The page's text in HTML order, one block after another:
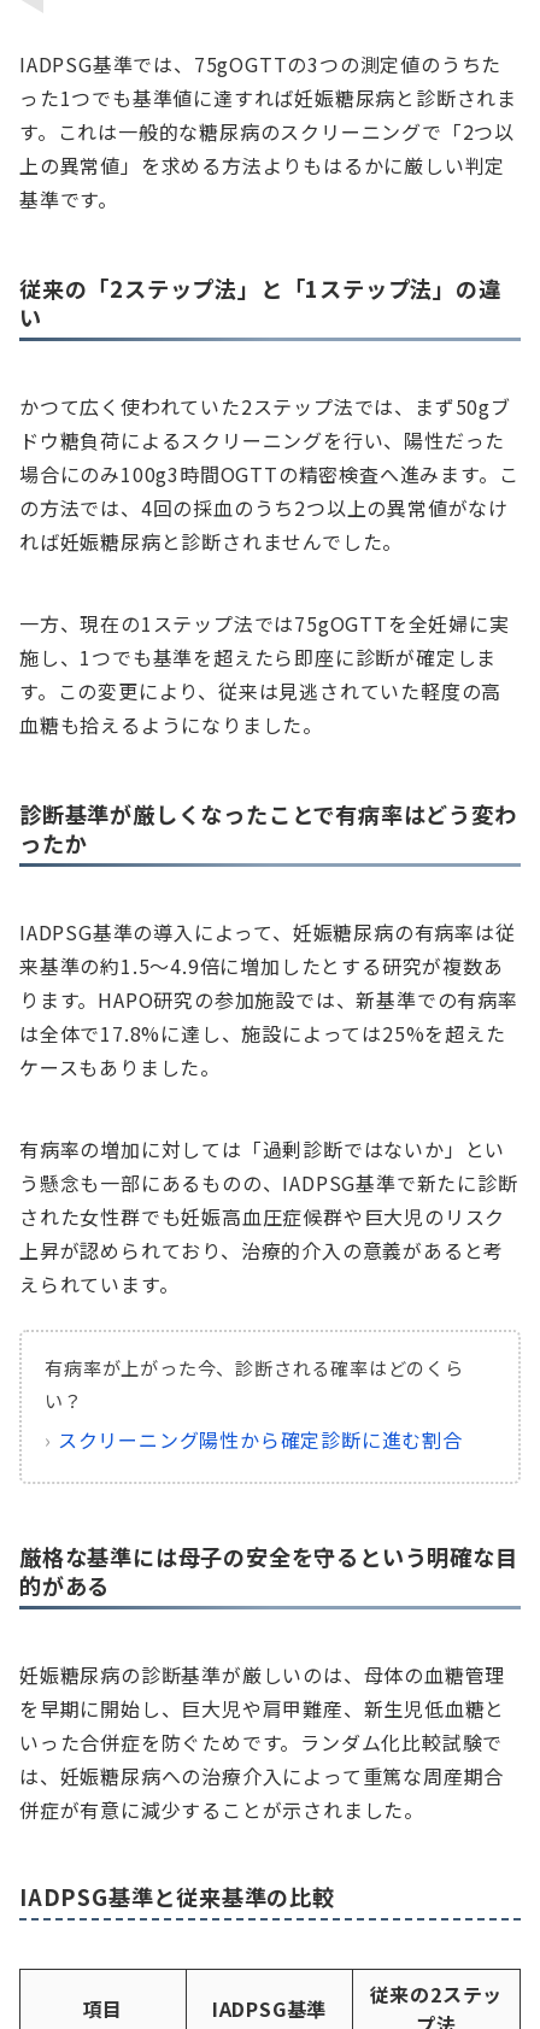
IADPSG基準では、75gOGTTの3つの測定値のうちた
った1つでも基準値に達すれば妊娠糖尿病と診断されま
す。これは一般的な糖尿病のスクリーニングで「2つ以
上の異常値」を求める方法よりもはるかに厳しい判定
基準です。
従来の「2ステップ法」と「1ステップ法」の違
い
かつて広く使われていた2ステップ法では、まず50gブ
ドウ糖負荷によるスクリーニングを行い、陽性だった
場合にのみ100g3時間OGTTの精密検査へ進みます。こ
の方法では、4回の採血のうち2つ以上の異常値がなけ
れば妊娠糖尿病と診断されませんでした。
一方、現在の1ステップ法では75gOGTTを全妊婦に実
施し、1つでも基準を超えたら即座に診断が確定しま
す。この変更により、従来は見逃されていた軽度の高
血糖も拾えるようになりました。
診断基準が厳しくなったことで有病率はどう変わ
ったか
IADPSG基準の導入によって、妊娠糖尿病の有病率は従
来基準の約1.5〜4.9倍に増加したとする研究が複数あ
ります。HAPO研究の参加施設では、新基準での有病率
は全体で17.8%に達し、施設によっては25%を超えた
ケースもありました。
有病率の増加に対しては「過剰診断ではないか」とい
う懸念も一部にあるものの、IADPSG基準で新たに診断
された女性群でも妊娠高血圧症候群や巨大児のリスク
上昇が認められており、治療的介入の意義があると考
えられています。
有病率が上がった今、診断される確率はどのくら
い？
› スクリーニング陽性から確定診断に進む割合
厳格な基準には母子の安全を守るという明確な目
的がある
妊娠糖尿病の診断基準が厳しいのは、母体の血糖管理
を早期に開始し、巨大児や肩甲難産、新生児低血糖と
いった合併症を防ぐためです。ランダム化比較試験で
は、妊娠糖尿病への治療介入によって重篤な周産期合
併症が有意に減少することが示されました。
IADPSG基準と従来基準の比較
項目 IADPSG基準
従来の2ステッ